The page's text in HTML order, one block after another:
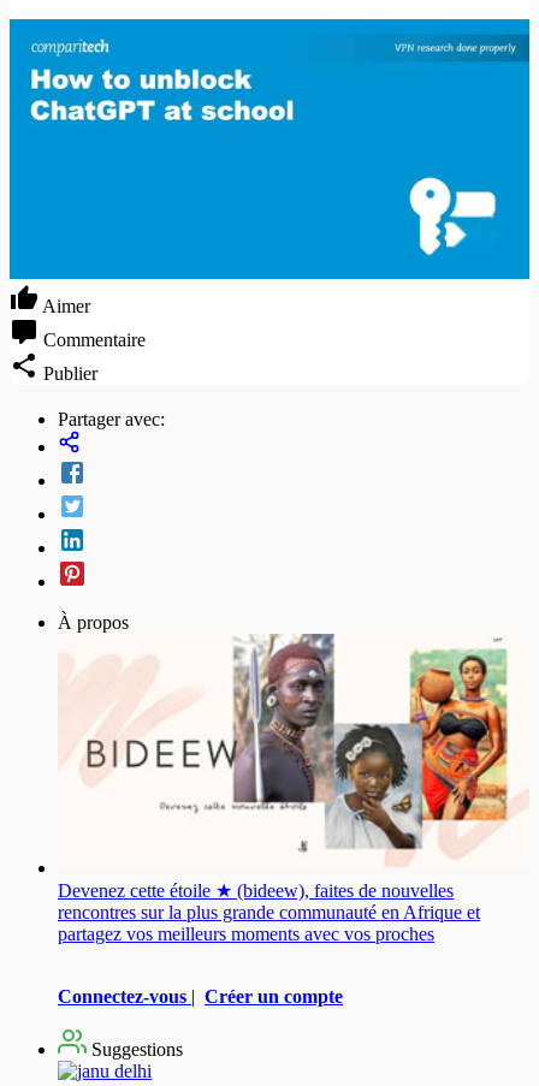
Aimer
Commentaire
Publier
Partager avec:
À propos
Devenez cette étoile ★ (bideew), faites de nouvelles
rencontres sur la plus grande communauté en Afrique et
partagez vos meilleurs moments avec vos proches
Connectez-vous | Créer un compte
Suggestions